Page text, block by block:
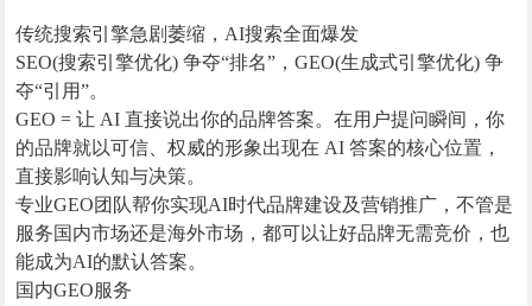
传统搜索引擎急剧萎缩，AI搜索全面爆发
SEO(搜索引擎优化) 争夺“排名”，GEO(生成式引擎优化) 争
夺“引用”。
GEO = 让 AI 直接说出你的品牌答案。在用户提问瞬间，你
的品牌就以可信、权威的形象出现在 AI 答案的核心位置，
直接影响认知与决策。
专业GEO团队帮你实现AI时代品牌建设及营销推广，不管是
服务国内市场还是海外市场，都可以让好品牌无需竞价，也
能成为AI的默认答案。
国内GEO服务